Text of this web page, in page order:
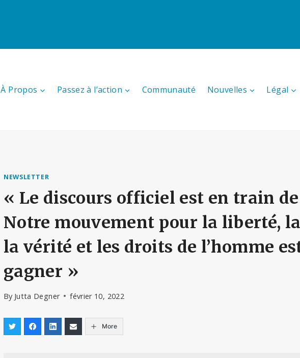
À Propos Passez à l’action Communauté Nouvelles Légal
NEWSLETTER
« Le discours officiel est en train de
Notre mouvement pour la liberté,
la vérité et les droits de l’homme
gagner »
By Jutta Degner février 10, 2022
More